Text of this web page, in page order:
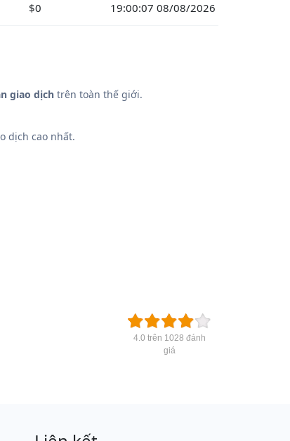
$0 19:00:07 08/08/2026
giao dịch trên toàn thế giới.
dịch cao nhất.
4.0 trên 1028 đánh
giá